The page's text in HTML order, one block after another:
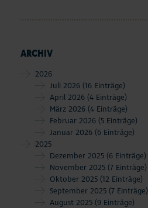
ARCHIV
2026
Juli 2026 (16 Einträge)
April 2026 (4 Einträge)
März 2026 (4 Einträge)
Februar 2026 (5 Einträge)
Januar 2026 (6 Einträge)
2025
Dezember 2025 (6 Einträge)
November 2025 (7 Einträge)
Oktober 2025 (12 Einträge)
September 2025 (7 Einträge)
August 2025 (9 Einträge)